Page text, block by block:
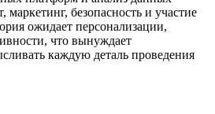
безопасность и участие
ожидает персонализации,
что вынуждает
каждую деталь проведения